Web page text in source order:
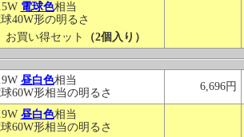
電球色相当
40W形の明るさ
お買い得セット
（2個入り）
昼白色相当
60W形相当の明るさ
6,696円
昼白色相当
60W形相当の明るさ